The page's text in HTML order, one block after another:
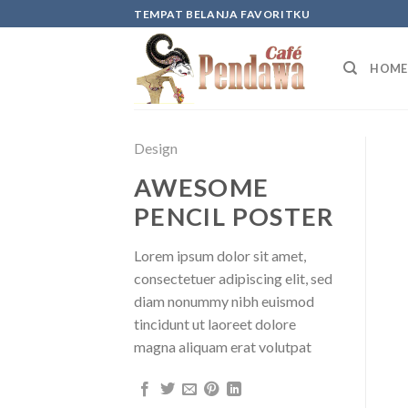
to
TEMPAT BELANJA FAVORITKU
HOME
Design
AWESOME
PENCIL POSTER
Lorem ipsum dolor sit amet,
consectetuer adipiscing elit, sed
diam nonummy nibh euismod
tincidunt ut laoreet dolore
magna aliquam erat volutpat